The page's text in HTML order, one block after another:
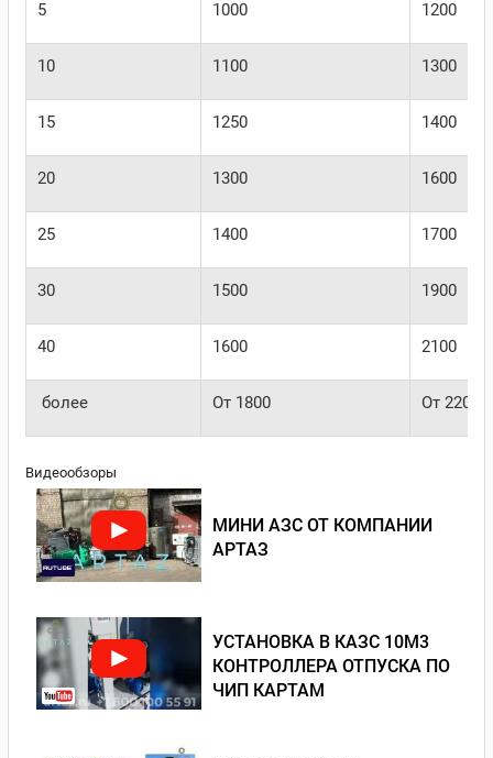
5 1000 1200
10 1100 1300
15 1250 1400
20 1300 1600
25 1400 1700
30 1500 1900
40 1600 2100
более От 1800 От 2200
Видеообзоры
МИНИ АЗС ОТ КОМПАНИИ
АРТАЗ
УСТАНОВКА В КАЗС 10М3
КОНТРОЛЛЕРА ОТПУСКА ПО
ЧИП КАРТАМ